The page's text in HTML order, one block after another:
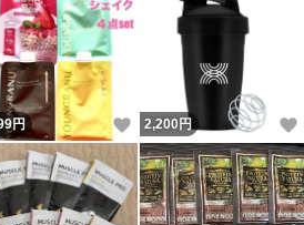
！
円 いいね！
2,200 円